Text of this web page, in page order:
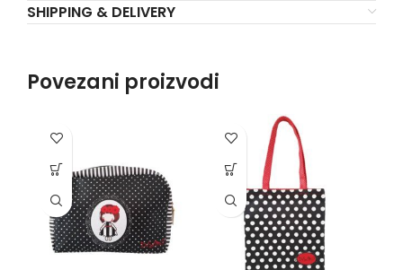
SHIPPING & DELIVERY
Povezani proizvodi